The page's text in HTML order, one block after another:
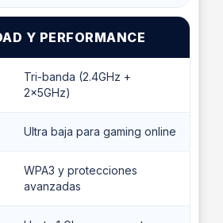
Y PERFORMANCE
Tri-banda (2.4GHz +
2x5GHz)
Ultra baja para gaming online
WPA3 y protecciones
avanzadas